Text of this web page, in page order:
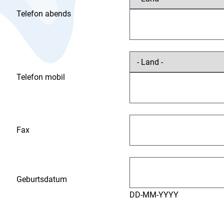
Telefon abends
Telefon mobil
Fax
Geburtsdatum
DD-MM-YYYY